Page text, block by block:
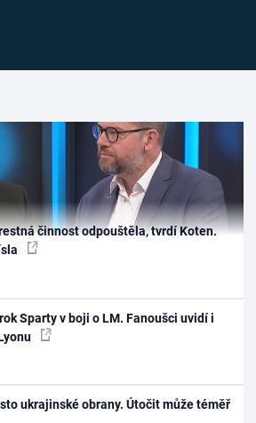
činnost odpouštěla, tvrdí Koten.
Sparty v boji o LM. Fanoušci uvidí i
ukrajinské obrany. Útočit může téměř